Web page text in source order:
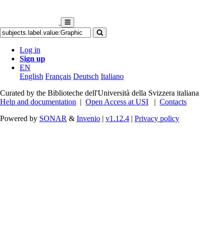
Log in
Sign up
EN
English Français Deutsch Italiano
Curated by the Biblioteche dell'Università della Svizzera italiana
Help and documentation | Open Access at USI | Contacts
Powered by SONAR & Invenio | v1.12.4 | Privacy policy